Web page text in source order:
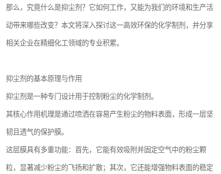
那么，究竟什么是抑尘剂？它如何工作，又能为我们的环境和生产活
动带来哪些改变？本文将深入探讨这一高效环保的化学制剂，并分享
相关企业在精细化工领域的专业积累。
抑尘剂的基本原理与作用
抑尘剂是一种专门设计用于控制粉尘的化学制剂。
其核心作用机理是通过喷洒在容易产生粉尘的物料表面，形成一层坚
韧且透气的保护膜。
这层膜具有多重功能：首先，它能有效吸附并固定空气中的粉尘颗
粒，显著减少粉尘的飞扬和扩散；其次，它还能增强物料表面的稳定